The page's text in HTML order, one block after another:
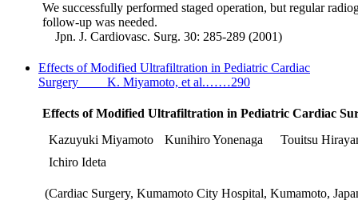
We successfully performed staged operation, but regular
follow-up was needed.
Jpn. J. Cardiovasc. Surg. 30: 285-289 (2001)
Effects of Modified Ultrafiltration in Pediatric Cardiac
Surgery K. Miyamoto, et al.……290
Effects of Modified Ultrafiltration in Pediatric Cardiac
(Cardiac Surgery, Kumamoto City Hospital, Kumamoto,
Kazuyuki Miyamoto Kunihiro Yonenaga
Touitsu
Ichiro Ideta